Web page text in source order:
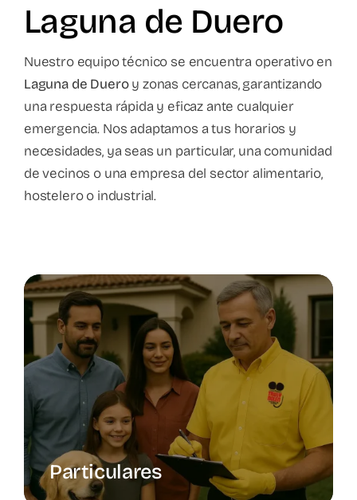
Laguna de Duero
Nuestro equipo técnico se encuentra operativo en
Laguna de Dueroy zonas cercanas, garantizando
una respuesta rápida y eficaz ante cualquier
emergencia. Nos adaptamos a tus horarios y
necesidades, ya seas un particular, una comunidad
de vecinos o una empresa del sector alimentario,
hostelero o industrial.
Particulares